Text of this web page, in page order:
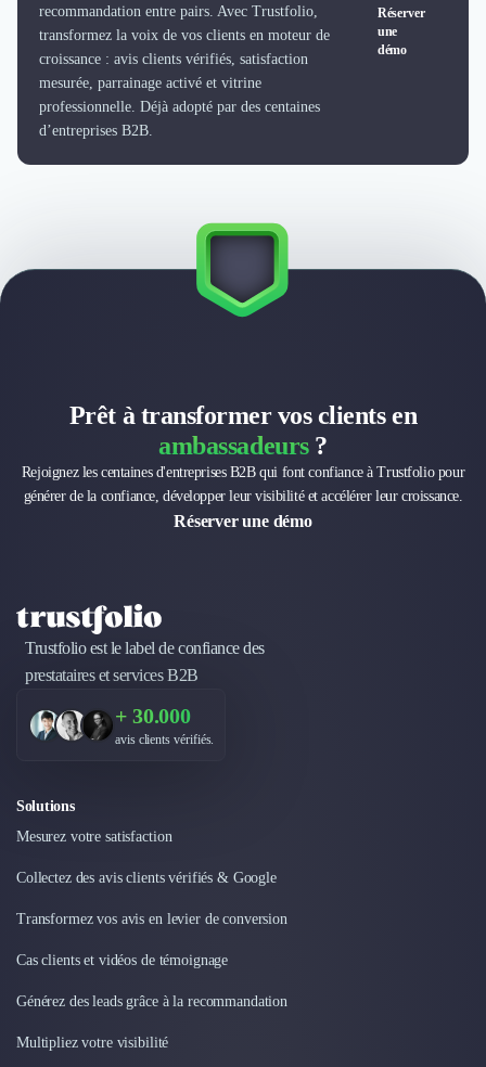
Relations Presse et Publiques
Prospection Commerciale
Production Vidéo
Goodies et Cadeaux d'affaires
Événementiel
Search Engine Optimisation (SEO)
Growth Marketing
Marketing Automation
Influence Marketing
Salons
Études Marketing
Data Marketing
Logiciel Marketing
Logiciel Commercial
Expertise Comptable
Subventions & Aides
Droit des Affaires
Transactions Services
Droit Commercial
Droit du Travail
Banque
Recouvrement
recommandation entre pairs. Avec Trustfolio,
transformez la voix de vos clients en moteur de
croissance : avis clients vérifiés, satisfaction
mesurée, parrainage activé et vitrine
professionnelle. Déjà adopté par des centaines
d’entreprises B2B.
Réserver
une
démo
Prêt à transformer vos clients en
ambassadeurs?
Rejoignez les centaines d'entreprises B2B qui font confiance à Trustfolio pour
générer de la confiance, développer leur visibilité et accélérer leur croissance.
Réserver une démo
Trustfolio est le label de confiance des
prestataires et services B2B
+ 30.000
avis clients vérifiés.
Solutions
Mesurez votre satisfaction
Collectez des avis clients vérifiés & Google
Transformez vos avis en levier de conversion
Cas clients et vidéos de témoignage
Générez des leads grâce à la recommandation
Multipliez votre visibilité